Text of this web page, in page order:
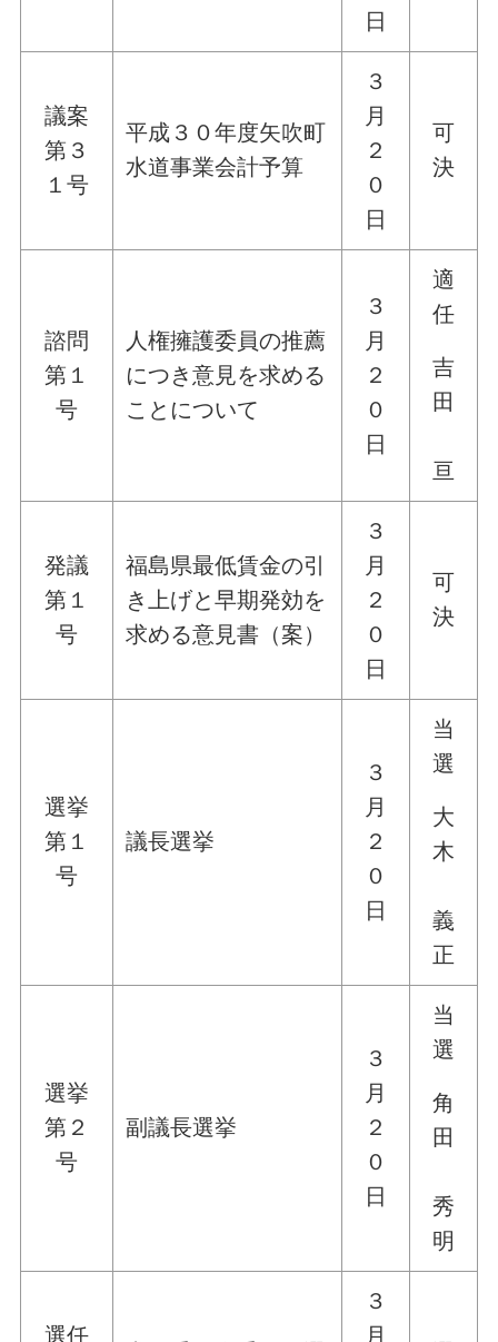
日
議案
第３
１号
平成３０年度矢吹町
水道事業会計予算
３
月
２
０
日
可
決
諮問
第１
号
人権擁護委員の推薦
につき意見を求める
ことについて
３
月
２
０
日
適
任
吉
田
亘
発議
第１
号
福島県最低賃金の引
き上げと早期発効を
求める意見書（案）
３
月
２
０
日
可
決
選挙
第１
号
議長選挙
３
月
２
０
日
当
選
大
木
義
正
選挙
第２
号
副議長選挙
３
月
２
０
日
当
選
角
田
秀
明
選任
３
月